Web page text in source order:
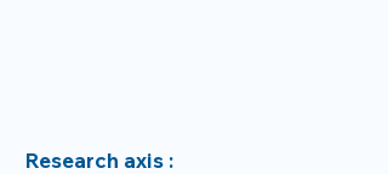
Research axis :